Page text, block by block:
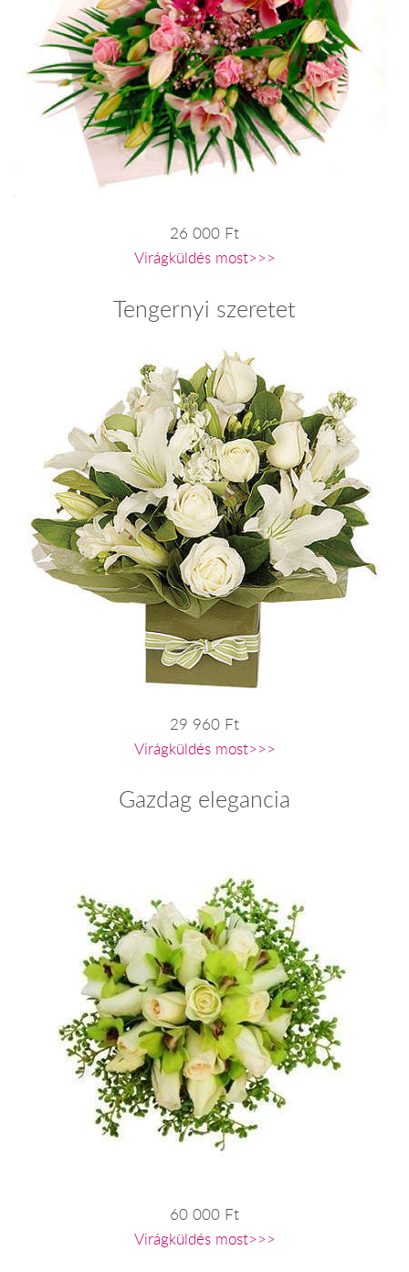
26 000 Ft
Virágküldés most>>>
Tengernyi szeretet
29 960 Ft
Virágküldés most>>>
Gazdag elegancia
60 000 Ft
Virágküldés most>>>